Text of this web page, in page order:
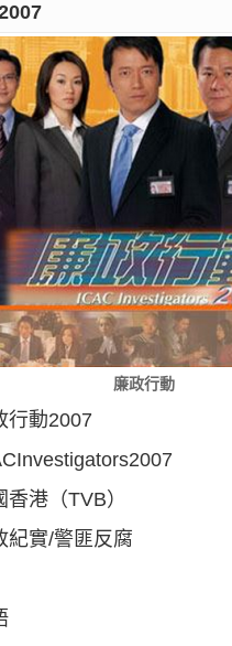
廉政行動
行動2007
港（TVB）
紀實/警匪反腐